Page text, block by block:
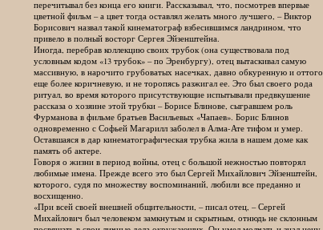
перечитывал без конца его книги. Рассказывал, что, посмотрев впервые
цветной фильм – а цвет тогда оставлял желать много лучшего, – Виктор
Борисович назвал такой кинематограф взбесившимся ландрином, что
привело в полный восторг Сергея Эйзенштейна.
Иногда, перебрав коллекцию своих трубок (она существовала под
условным кодом «13 трубок» – по Эренбургу), отец вытаскивал самую
массивную, в нарочито грубоватых насечках, давно обкуренную и оттого
еще более коричневую, и не торопясь разжигал ее. Это был своего рода
ритуал, во время которого присутствующие испытывали предвкушение
рассказа о хозяине этой трубки – Борисе Блинове, сыгравшем роль
Фурманова в фильме братьев Васильевых «Чапаев». Борис Блинов
одновременно с Софьей Магарилл заболел в Алма-Ате тифом и умер.
Оставшаяся в дар кинематографическая трубка жила в нашем доме как
память об актере.
Говоря о жизни в период войны, отец с большой нежностью повторял
любимые имена. Прежде всего это был Сергей Михайлович Эйзенштейн,
которого, судя по множеству воспоминаний, любили все преданно и
восхищенно.
«При всей своей внешней общительности, – писал отец, – Сергей
Михайлович был человеком замкнутым и скрытным, отнюдь не склонным